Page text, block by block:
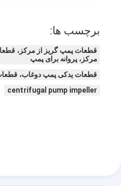
برچسب ها:
قطعات پمپ گریز از مرکز،
مرکز، پروانه برای پمپ
قطعات یدکی پمپ دوغاب،
centrifugal pump impeller